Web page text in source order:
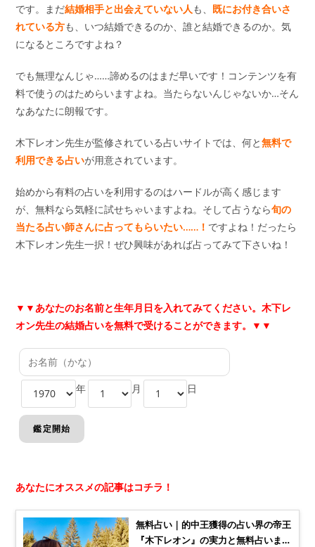
です。まだ結婚相手と出会えていない人 も、 既にお付き合いさ
れている方も、いつ結婚できるのか、誰と結婚できるのか。気
になるところですよね？
でも無理なんじゃ……諦めるのはまだ早いです！コンテンツを有
料で使うのはためらいますよね。当たらないんじゃないか…そん
なあなたに朗報です。
木下レオン先生が監修されている占いサイトでは、何と無料で
利用できる占いが用意されています。
始めから有料の占いを利用するのはハードルが高く感じます
が、無料なら気軽に試せちゃいますよね。そして占うなら旬の
当たる占い師さんに占ってもらいたい……！ ですよね！だったら
木下レオン先生一択！ぜひ興味があれば占ってみて下さいね！
▼▼あなたのお名前と生年月日を入れてみてください。木下レ
オン先生の結婚占いを無料で受けることができます。▼▼
年 月 日
あなたにオススメの記事はコチラ！
無料占い｜的中王獲得の占い界の帝王
『木下レオン』の実力と無料占いまと